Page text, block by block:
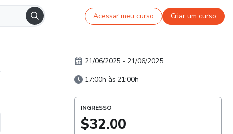
Acessar meu curso Criar um curso
21/06/2025 - 21/06/2025
17:00h às 21:00h
INGRESSO
$32.00